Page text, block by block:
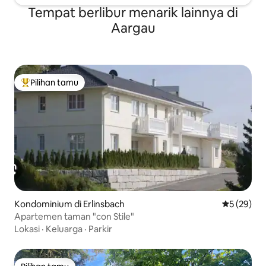
Tempat berlibur menarik lainnya di
Aargau
Pilihan tamu terpopuler
Pilihan tamu
Kondominium di Erlinsbach Nilai rata-
5 (29)
Apartemen taman "con Stile"
Lokasi · Keluarga · Parkir